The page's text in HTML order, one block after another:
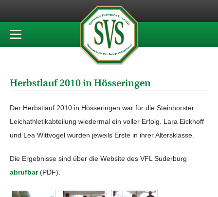
Herbstlauf 2010 in Hösseringen
Der Herbstlauf 2010 in Hösseringen war für die Steinhorster
Leichathletikabteilung wiedermal ein voller Erfolg. Lara Eickhoff
und Lea Wittvogel wurden jeweils Erste in ihrer Altersklasse.
Die Ergebnisse sind über die Website des VFL Suderburg
abrufbar(PDF).